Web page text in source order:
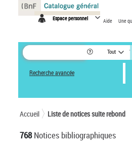
Espace personnel Aide Une
Tout
Recherche avancée
Accueil Liste de notices suite rebond
768Notices bibliographiques
Panneau de gestion des cookies